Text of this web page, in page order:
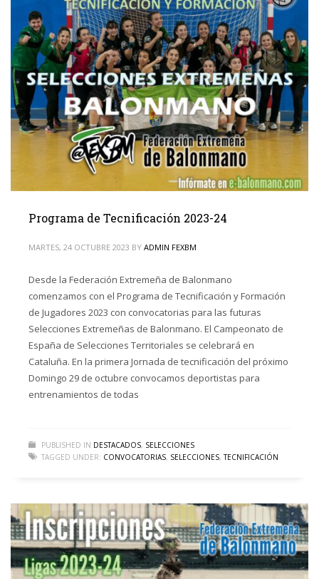
Programa de Tecnificación 2023-24
MARTES, 24 OCTUBRE 2023 BY ADMIN FEXBM
Desde la Federación Extremeña de Balonmano
comenzamos con el Programa de Tecnificación y Formación
de Jugadores 2023 con convocatorias para las futuras
Selecciones Extremeñas de Balonmano. El Campeonato de
España de Selecciones Territoriales se celebrará en
Cataluña. En la primera Jornada de tecnificación del próximo
Domingo 29 de octubre convocamos deportistas para
entrenamientos de todas
PUBLISHED IN DESTACADOS, SELECCIONES
TAGGED UNDER: CONVOCATORIAS, SELECCIONES,TECNIFICACIÓN